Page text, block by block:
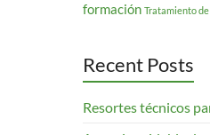
formación Tratamiento
Recent Posts
Resortes técnicos